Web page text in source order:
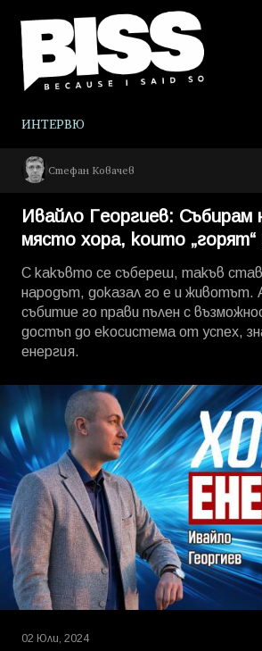
ИНТЕРВЮ
Стефан Ковачев
Ивайло Георгиев: Събирам
място хора, които „горят“
С какъвто се събереш, такъв
народът, доказал го е и животът.
събитие го прави пълен с
достъп до екосистема от успех,
енергия.
02 Юли, 2024